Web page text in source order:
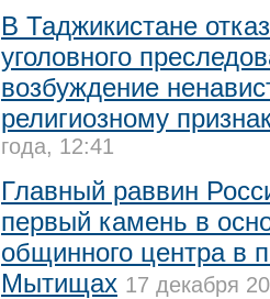
В Таджикистане
уголовного
возбуждение
религиозному
года, 12:41
Главный раввин
первый камень в
общинного центра в
Мытищах 17 декабря